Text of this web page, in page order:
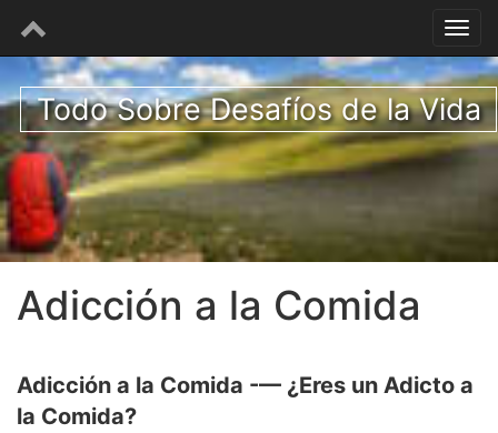
Todo Sobre Desafíos de la Vida
Adicción a la Comida
Adicción a la Comida -— ¿Eres un Adicto a
la Comida?